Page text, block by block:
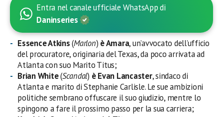
Entra nel canale ufficiale WhatsApp di
Daninseries
Essence Atkins(Marlon) è Amara, un’avvocato dell’ufficio
del procuratore, originaria del Texas, da poco arrivata ad
Atlanta con suo Marito Titus;
Brian White(Scandal) è Evan Lancaster, sindaco di
Atlanta e marito di Stephanie Carlisle. Le sue ambizioni
politiche sembrano offuscare il suo giudizio, mentre lo
spingono a fare il prossimo passo per la sua carriera;